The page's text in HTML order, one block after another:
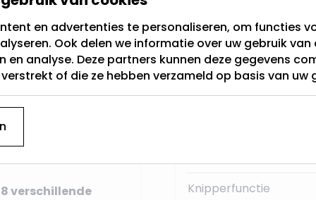
kerstboom of struik
zit nog3 meter
8 verschillende
Categorie
Lichtkleur
Verlengbaar
Knipperfunctie
en advertenties te personaliseren, om functies
Ook delen we informatie over uw gebruik
analyse. Deze partners kunnen deze gegevens
of die ze hebben verzameld op basis van uw